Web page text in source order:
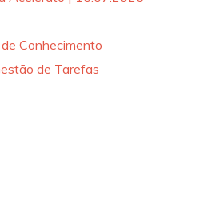
Conhecimento
de Tarefas